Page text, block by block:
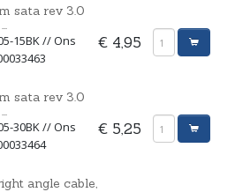
sata rev 3.0
15BK // Ons
€ 4,95
sata rev 3.0
30BK // Ons
€ 5,25
angle cable,